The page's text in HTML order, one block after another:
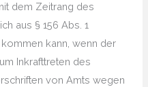
dem Zeitrang des
aus § 156 Abs. 1
kann, wenn der
Inkrafttreten des
von Amts wegen